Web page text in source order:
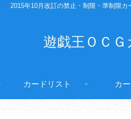
2015年10月改訂の禁止・制限・準制限カ
遊戯王ＯＣ
カードリスト カ